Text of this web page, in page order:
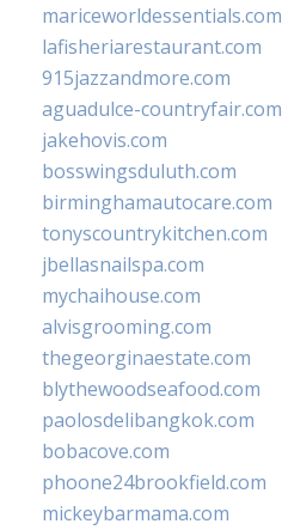
mariceworldessentials.com
lafisheriarestaurant.com
915jazzandmore.com
aguadulce-countryfair.com
jakehovis.com
bosswingsduluth.com
birminghamautocare.com
tonyscountrykitchen.com
jbellasnailspa.com
mychaihouse.com
alvisgrooming.com
thegeorginaestate.com
blythewoodseafood.com
paolosdelibangkok.com
bobacove.com
phoone24brookfield.com
mickeybarmama.com